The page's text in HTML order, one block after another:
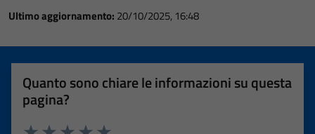
Ultimo aggiornamento: 20/10/2025, 16:48
Quanto sono chiare le informazioni su questa
pagina?